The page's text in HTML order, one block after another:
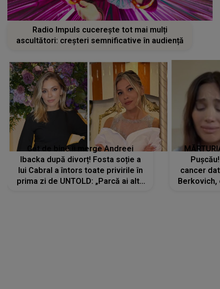
Radio Impuls cucerește tot mai mulți
ascultători: creșteri semnificative în audiență
Cât de bine îi merge Andreei
Ibacka după divorț! Fosta soție a
lui Cabral a întors toate privirile în
prima zi de UNTOLD: „Parcă ai altă
cancer